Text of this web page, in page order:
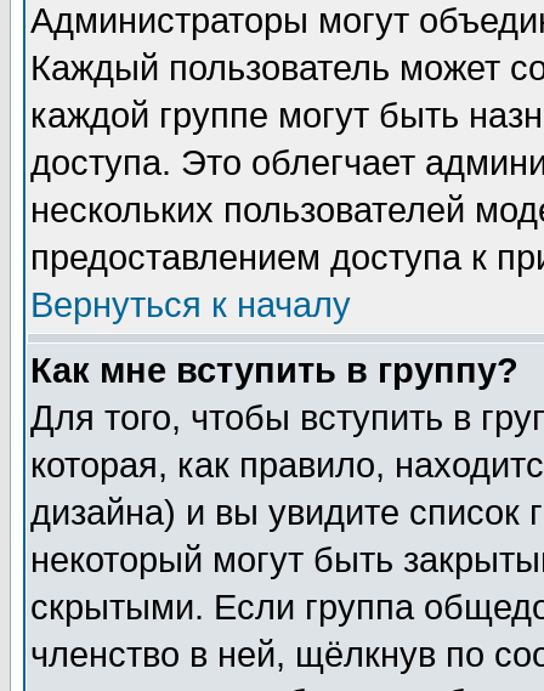
Администраторы могут
Каждый пользователь может
каждой группе могут быть
доступа. Это облегчает
нескольких пользователей
предоставлением доступа к
Вернуться к началу
Как мне вступить в группу?
Для того, чтобы вступить в
которая, как правило,
дизайна) и вы увидите список
некоторый могут быть
скрытыми. Если группа
членство в ней, щёлкнув по